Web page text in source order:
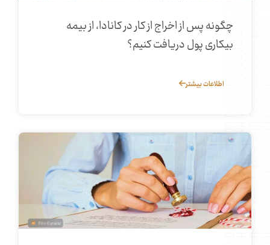
چگونه پس از اخراج از کار در کانادا، از بیمه
بیکاری پول دریافت کنیم؟
اطلاعات بیشتر